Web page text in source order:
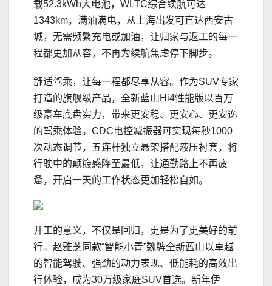
载52.3kWh大电池，WLTC综合续航可达
1343km，满油满电，从上海出发可直达西安古
城，无需频繁充电或加油，让归家与返工的每一
程都更加从容，不再为续航焦虑停下脚步。
舒适驾乘，让每一程都尽享从容。作为SUV专家
打造的旗舰级产品，全新蓝山Hi4性能版以百万
级豪车底盘实力，带来更安稳、更安心、更安逸
的驾乘体验。CDC电控减振器可实现每秒1000
次动态调节，五连杆独立悬架搭配液压衬套，将
行驶中的颠簸感降至最低，让通勤路上不再疲
惫，开启一天的工作状态更加轻松自如。
开工的意义，不仅是回归，更是为了更美好的前
行。赵雅芝同款“智能小青”魏牌全新蓝山以卓越
的智能驾驶、强劲的动力表现、低能耗的高效出
行体验，成为30万级家庭SUV首选。新年伊